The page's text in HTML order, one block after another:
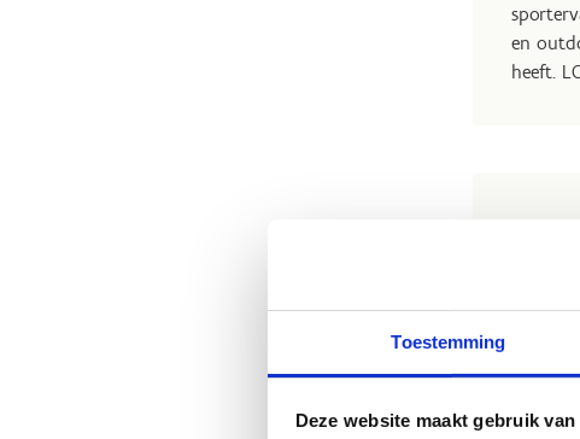
Toestemming
Deze website maakt gebruik
en
heeft.
- Naam
-